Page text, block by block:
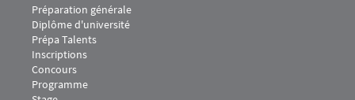
Préparation générale
Diplôme d'université
Prépa Talents
Inscriptions
Concours
Programme